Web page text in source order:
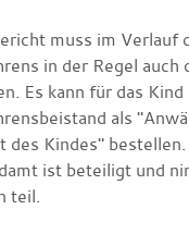
muss im Verlauf
in der Regel auch
Es kann für das Kind
als
des Kindes" bestellen.
ist beteiligt und
teil.